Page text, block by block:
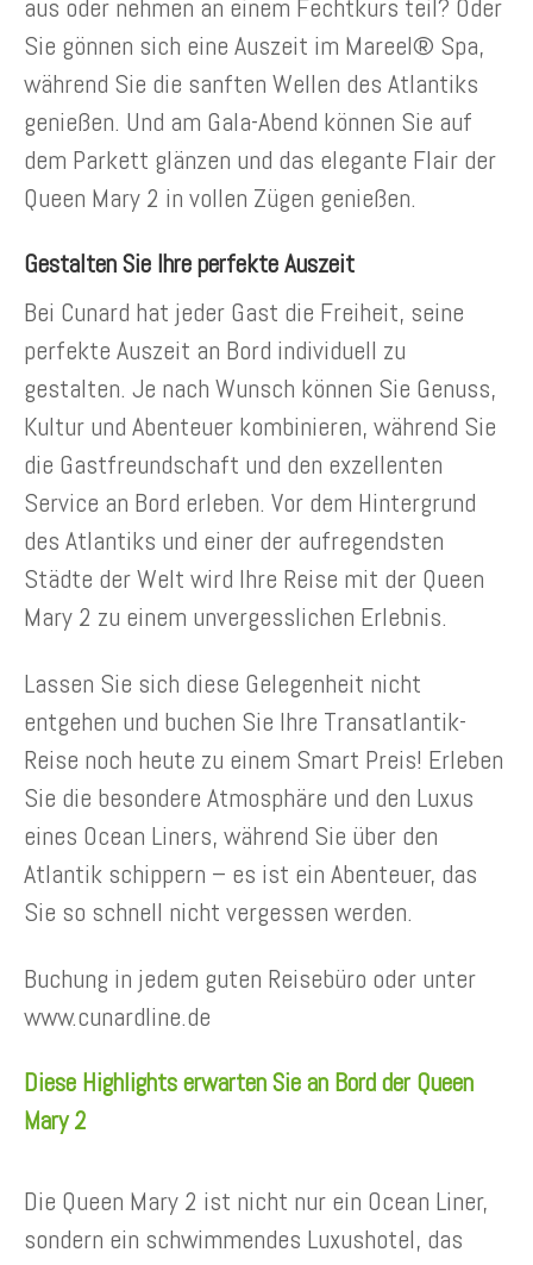
aus oder nehmen an einem Fechtkurs teil? Oder
Sie gönnen sich eine Auszeit im Mareel® Spa,
während Sie die sanften Wellen des Atlantiks
genießen. Und am Gala-Abend können Sie auf
dem Parkett glänzen und das elegante Flair der
Queen Mary 2 in vollen Zügen genießen.
Gestalten Sie Ihre perfekte Auszeit
Bei Cunard hat jeder Gast die Freiheit, seine
perfekte Auszeit an Bord individuell zu
gestalten. Je nach Wunsch können Sie Genuss,
Kultur und Abenteuer kombinieren, während Sie
die Gastfreundschaft und den exzellenten
Service an Bord erleben. Vor dem Hintergrund
des Atlantiks und einer der aufregendsten
Städte der Welt wird Ihre Reise mit der Queen
Mary 2 zu einem unvergesslichen Erlebnis.
Lassen Sie sich diese Gelegenheit nicht
entgehen und buchen Sie Ihre Transatlantik-
Reise noch heute zu einem Smart Preis! Erleben
Sie die besondere Atmosphäre und den Luxus
eines Ocean Liners, während Sie über den
Atlantik schippern – es ist ein Abenteuer, das
Sie so schnell nicht vergessen werden.
Buchung in jedem guten Reisebüro oder unter
www.cunardline.de
Diese Highlights erwarten Sie an Bord der Queen
Mary 2
Die Queen Mary 2 ist nicht nur ein Ocean Liner,
sondern ein schwimmendes Luxushotel, das